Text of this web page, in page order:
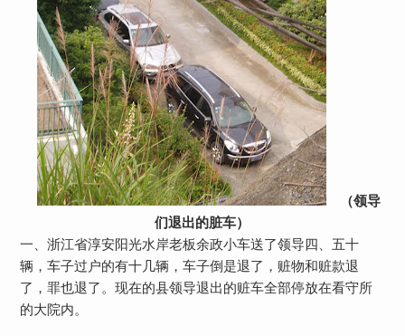
（领导
们退出的脏车）
一、浙江省淳安阳光水岸老板余政小车送了领导四、五十
辆，车子过户的有十几辆，车子倒是退了，赃物和赃款退
了，罪也退了。现在的县领导退出的赃车全部停放在看守所
的大院内。